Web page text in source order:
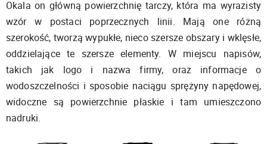
Okala on główną powierzchnię tarczy, która ma wyrazisty
wzór w postaci poprzecznych linii. Mają one różną
szerokość, tworzą wypukłe, nieco szersze obszary i wklęsłe,
oddzielające te szersze elementy. W miejscu napisów,
takich jak logo i nazwa firmy, oraz informacje o
wodoszczelności i sposobie naciągu sprężyny napędowej,
widoczne są powierzchnie płaskie i tam umieszczono
nadruki.